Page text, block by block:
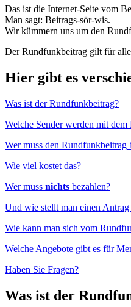
Das ist die Internet-Seite vom
Man sagt: Beitrags-sör-wis.
Wir kümmern uns um den
Der Rundfunkbeitrag gilt für
Hier gibt es
Was ist der Rundfunkbeitrag?
Welche Sender werden mit
Wer muss den Rundfunkbeitrag
Wie viel kostet das?
Wer muss nichts bezahlen?
Und wie stellt man einen Antrag
Wie kann man sich vom
Welche Angebote gibt es für
Haben Sie Fragen?
Was ist der